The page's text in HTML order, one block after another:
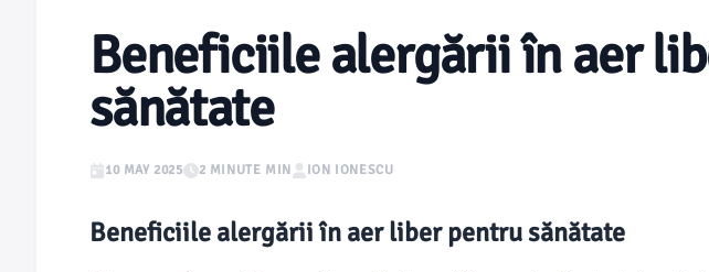
Beneficiile alergării în aer
sănătate
10 MAY 2025 2 MINUTE MIN ION IONESCU
Beneficiile alergării în aer liber pentru sănătate